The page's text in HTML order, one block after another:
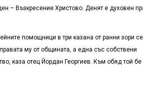
– Възкресение Христово. Денят е духовен
помощници в три казана от ранни зори се
му от общината, а една със собствени
каза отец Йордан Георгиев. Към обяд той бе